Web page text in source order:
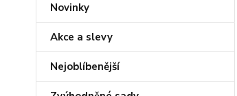
Novinky
Akce a slevy
Nejoblíbenější